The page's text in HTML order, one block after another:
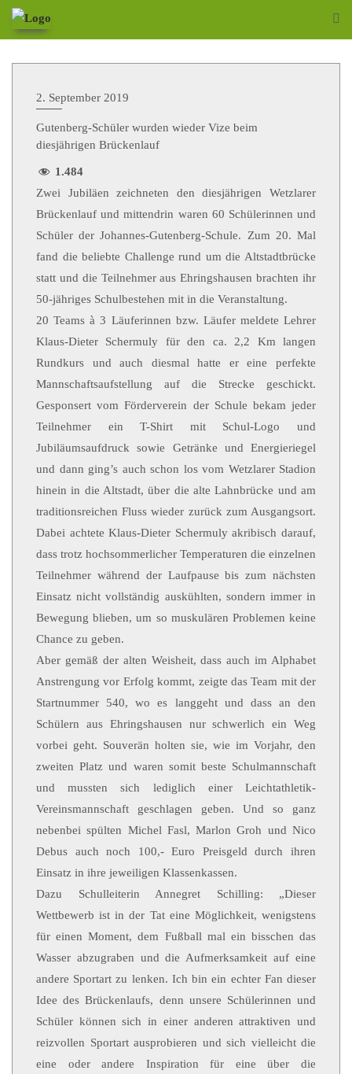
2. September 2019
Gutenberg-Schüler wurden wieder Vize beim
diesjährigen Brückenlauf
1.484
Zwei Jubiläen zeichneten den diesjährigen Wetzlarer
Brückenlauf und mittendrin waren 60 Schülerinnen und
Schüler der Johannes-Gutenberg-Schule. Zum 20. Mal
fand die beliebte Challenge rund um die Altstadtbrücke
statt und die Teilnehmer aus Ehringshausen brachten ihr
50-jähriges Schulbestehen mit in die Veranstaltung.
20 Teams à 3 Läuferinnen bzw. Läufer meldete Lehrer
Klaus-Dieter Schermuly für den ca. 2,2 Km langen
Rundkurs und auch diesmal hatte er eine perfekte
Mannschaftsaufstellung auf die Strecke geschickt.
Gesponsert vom Förderverein der Schule bekam jeder
Teilnehmer ein T-Shirt mit Schul-Logo und
Jubiläumsaufdruck sowie Getränke und Energieriegel
und dann ging’s auch schon los vom Wetzlarer Stadion
hinein in die Altstadt, über die alte Lahnbrücke und am
traditionsreichen Fluss wieder zurück zum Ausgangsort.
Dabei achtete Klaus-Dieter Schermuly akribisch darauf,
dass trotz hochsommerlicher Temperaturen die einzelnen
Teilnehmer während der Laufpause bis zum nächsten
Einsatz nicht vollständig auskühlten, sondern immer in
Bewegung blieben, um so muskulären Problemen keine
Chance zu geben.
Aber gemäß der alten Weisheit, dass auch im Alphabet
Anstrengung vor Erfolg kommt, zeigte das Team mit der
Startnummer 540, wo es langgeht und dass an den
Schülern aus Ehringshausen nur schwerlich ein Weg
vorbei geht. Souverän holten sie, wie im Vorjahr, den
zweiten Platz und waren somit beste Schulmannschaft
und mussten sich lediglich einer Leichtathletik-
Vereinsmannschaft geschlagen geben. Und so ganz
nebenbei spülten Michel Fasl, Marlon Groh und Nico
Debus auch noch 100,- Euro Preisgeld durch ihren
Einsatz in ihre jeweiligen Klassenkassen.
Dazu Schulleiterin Annegret Schilling: „Dieser
Wettbewerb ist in der Tat eine Möglichkeit, wenigstens
für einen Moment, dem Fußball mal ein bisschen das
Wasser abzugraben und die Aufmerksamkeit auf eine
andere Sportart zu lenken. Ich bin ein echter Fan dieser
Idee des Brückenlaufs, denn unsere Schülerinnen und
Schüler können sich in einer anderen attraktiven und
reizvollen Sportart ausprobieren und sich vielleicht die
eine oder andere Inspiration für eine über die